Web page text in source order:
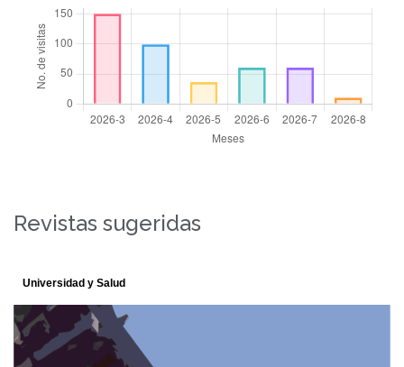
Revistas sugeridas
Universidad y Salud